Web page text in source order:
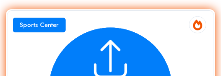
Sports Center